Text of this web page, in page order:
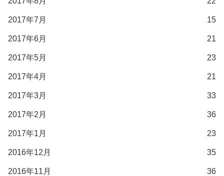
2017年7月 15
2017年6月 21
2017年5月 23
2017年4月 21
2017年3月 33
2017年2月 36
2017年1月 23
2016年12月 35
2016年11月 36